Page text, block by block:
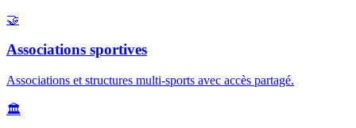
🤝
Associations sportives
Associations et structures multi-sports avec accès partagé.
🏛️